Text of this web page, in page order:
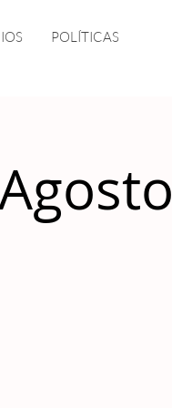
POLÍTICAS